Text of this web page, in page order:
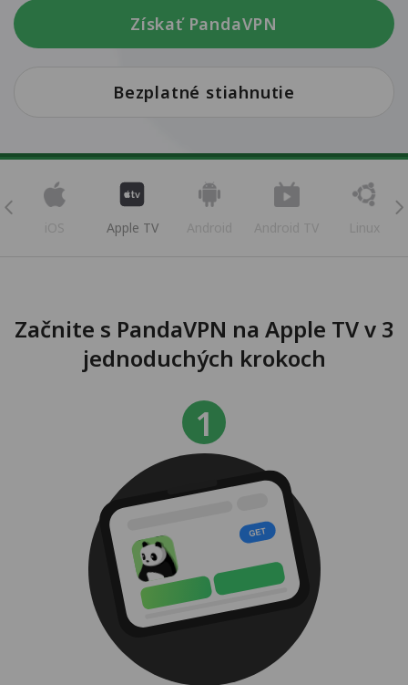
Získať PandaVPN
Bezplatné stiahnutie
iOS Apple TV Android Android TV Linux
Začnite s PandaVPN na Apple TV v 3
jednoduchých krokoch